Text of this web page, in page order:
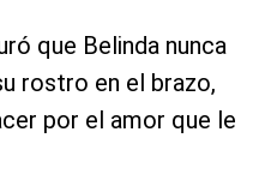
que Belinda nunca
rostro en el brazo,
por el amor que le